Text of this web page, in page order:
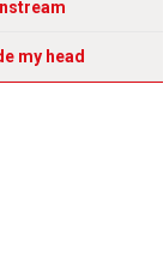
my head